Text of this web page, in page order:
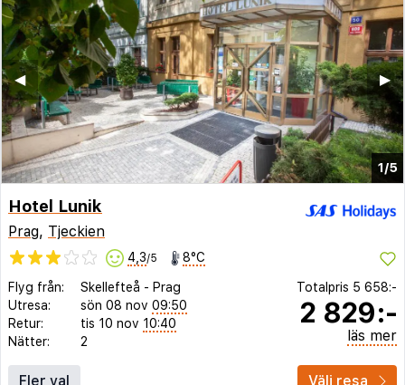
1/5
▶︎
◀︎
Hotel Lunik
Prag, Tjeckien
4,3/5 8°C
Flyg från: Skellefteå - Prag
Utresa:
sön 08 nov 09:50
Retur:
tis 10 nov 10:40
Nätter:
2
Totalpris 5 658:-
2 829:-
läs mer
Fler val Välj resa